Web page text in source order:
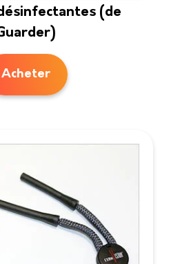
(de
Acheter